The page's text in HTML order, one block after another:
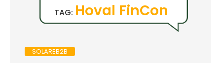
TAG: Hoval FinCon
SOLAREB2B